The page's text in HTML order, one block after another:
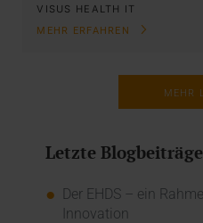
VISUS HEALTH IT
MEHR ERFAHREN
MEHR
Letzte Blogbeiträge
Der EHDS – ein
Innovation